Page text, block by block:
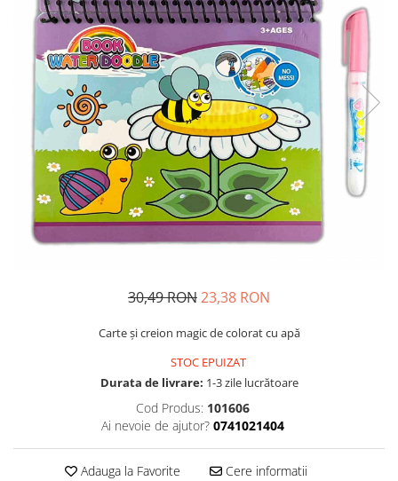
Usborne
30,49 RON23,38 RON
Carte și creion magic de colorat cu apă
STOC EPUIZAT
Durata de livrare: 1-3 zile lucrătoare
Cod Produs: 101606
Ai nevoie de ajutor? 0741021404
Adauga la Favorite Cere informatii